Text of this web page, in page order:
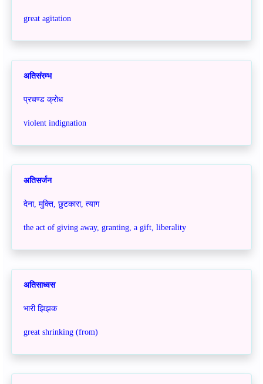
great agitation
अतिसंरम्भ
प्रचण्ड क्रोध
violent indignation
अतिसर्जन
देना, मुक्ति, छुटकारा, त्याग
the act of giving away, granting, a gift, liberality
अतिसाध्वस
भारी झिझक
great shrinking (from)